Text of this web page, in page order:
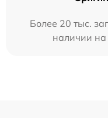
Более 20 тыс.
наличии на